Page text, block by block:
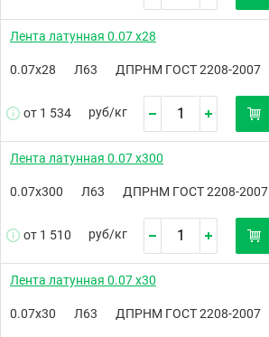
Лента латунная 0.07 х28
0.07х28 Л63 ДПРНМ ГОСТ 2208-2007
от 1 534 руб/кг
Лента латунная 0.07 х300
0.07х300 Л63 ДПРНМ ГОСТ 2208-2007
от 1 510 руб/кг
Лента латунная 0.07 х30
0.07х30 Л63 ДПРНМ ГОСТ 2208-2007